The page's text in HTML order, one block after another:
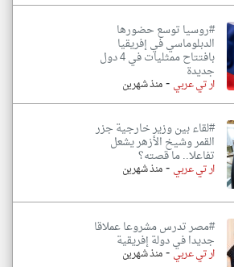
#روسيا توسع حضورها
الدبلوماسي في إفريقيا
بافتتاح ممثليات في 4 دول
جديدة
ار تي عربي -منذ شهرين
#لقاء بين وزير خارجية جزر
القمر وشيخ الأزهر يشعل
تفاعلا.. ما قصته؟
ار تي عربي -منذ شهرين
#مصر تدرس مشروعا عملاقا
جديدا في دولة إفريقية
ار تي عربي -منذ شهرين